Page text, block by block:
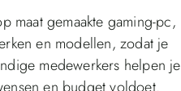
maat gemaakte gaming-pc,
en modellen, zodat je
medewerkers helpen je
en budget voldoet.